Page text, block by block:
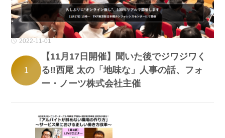
2022-11-01
1
【11月17日開催】聞いた後でジワジワく
る‼西尾 太の「地味な」人事の話、フォ
ー・ノーツ株式会社主催